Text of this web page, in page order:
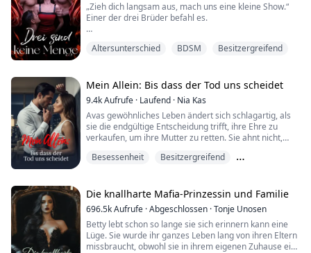
„Zieh dich langsam aus, mach uns eine kleine Show.“
Einer der drei Brüder befahl es.
weit für uns.“ Ich gehorchte sofort, spreizte meine
„Verdammt, du tropfst schon für uns. Willst du, dass wir
deinem kleinen Loch geben, wonach es verlangt?“
Seine tiefe Stimme flüsterte in mein Ohr, was meine...
Altersunterschied BDSM Besitzergreifend
Mein Allein: Bis dass der Tod uns scheidet
9.4kAufrufe · Laufend · Nia Kas
Avas gewöhnliches Leben ändert sich schlagartig, als
sie die endgültige Entscheidung trifft, ihre Ehre zu
verkaufen, um ihre Mutter zu retten. Sie ahnt nicht,
skrupellose, rätselhafte Mafiaboss ist. Ein mächtiger
ihm zu gehören.
Gefangen in Dimitri...
Besessenheit
Besitzergreifend
Die knallharte Mafia-Prinzessin und Familie
696.5kAufrufe ·Abgeschlossen ·Tonje Unosen
Betty lebt schon so lange sie sich erinnern kann eine
Lüge. Sie wurde ihr ganzes Leben lang von ihren Eltern
missbraucht, obwohl sie in ihrem eigenen Zuhause ein